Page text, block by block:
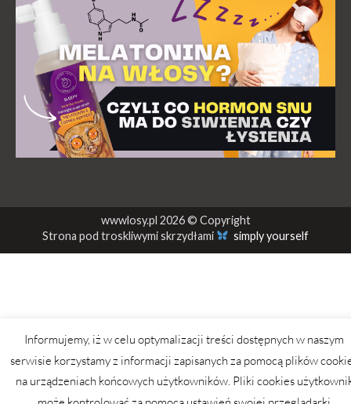
wwwlosy.pl 2026 © Copyright
Strona pod troskliwymi skrzydłami
simply yourself
Informujemy, iż w celu optymalizacji treści dostępnych w naszym
serwisie korzystamy z informacji zapisanych za pomocą plików
na urządzeniach końcowych użytkowników. Pliki cookies